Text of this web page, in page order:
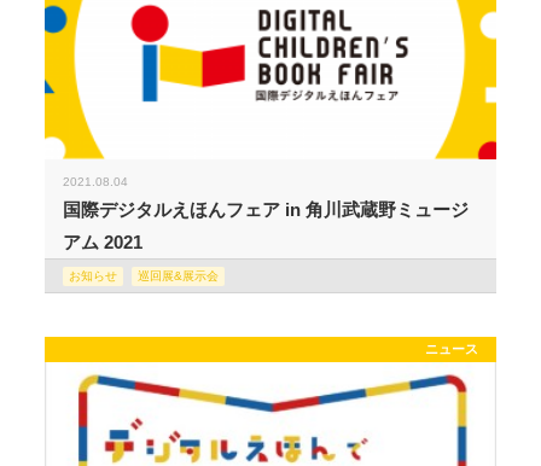
2021.08.04
国際デジタルえほんフェア in 角川武蔵野ミュージ
アム 2021
お知らせ 巡回展&展示会
ニュース